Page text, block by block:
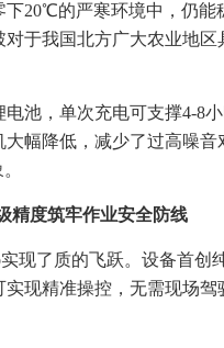
20℃的严寒环境中，仍
于我国北方广大农业地
池，单次充电可支撑4-8
幅降低，减少了过高噪
精度筑牢作业安全防线
现了质的飞跃。设备首
现精准操控，无需现场